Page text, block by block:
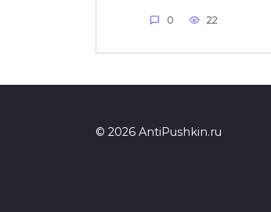
0 22
© 2026 AntiPushkin.ru